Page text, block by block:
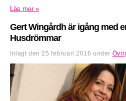
Läs mer »
Gert Wingårdh är igång med
Husdrömmar
Inlagt den 25 februari 2016 under